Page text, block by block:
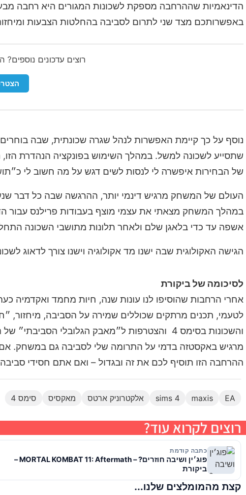
הדינאמיות שההרחבה מספקת לשכונות המגורים היא רחבה
באפשרותכם מצד שני לתרום לסביבה בהחלטות הצבעות
רוצים עדכונים
נוסף על כך קיימת האפשרות לנהל שגרה שכונתית, שבה
שתסייע לשכונה למשל. במהלך השימוש בפונקציה הנהדרת
של הבחירות איפשרה לי לנסות לשים דגש על מה חשוב לי
העולם של המשחק מרגיש דינמי יותר, ההרגשה שבה כל דבר
במהלך המשחק מצאתי את עצמי מוצף בעבודות פרילנס עבור
אשפה עד כדי בלאגן שלם ולאחר תלונות מתושבי השכונה
הגישה האקולוגית שבה ישנו מד אקולוגיה וישנו צורך לדאוג
לסיכומה של ביקורת
אחרי הרחבות שהוסיפו לנו עונות שנה, חיות מחמד ואקדמיה
לטעמי, תכנים מרתקים שכוללים שמירה על הסביבה, מיחזור,
והשכונות בסימס 4 והצטרפות ל״מאבק הגלובלי
מרגיש באקסטזה בדמי על התרומה שלי לסביבה גם במשחק.
ההרחבה הזו תוסיף לכם את זה ובגדול – ואם אתם חסידי
EA
maxis
sims 4 אלקטרוניק ארטס מאקסיס סימס 4
רוצים לקרוא עוד?
כתבה קודמת
פוג׳ין ושיבה חוזרים? – MORTAL KOMBAT 11: Aftermath –
ביקורת
קצת מהמומלצים שלנו...